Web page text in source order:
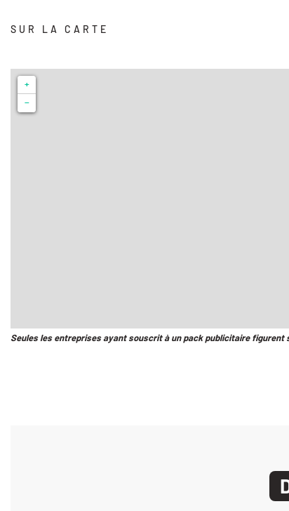
SUR LA CARTE
+
−
Seules les entreprises ayant souscrit à un pack publicitaire